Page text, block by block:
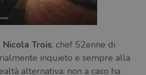
Nicola Trois, chef 52enne di
inquieto e sempre alla
alternativa: non a caso ha